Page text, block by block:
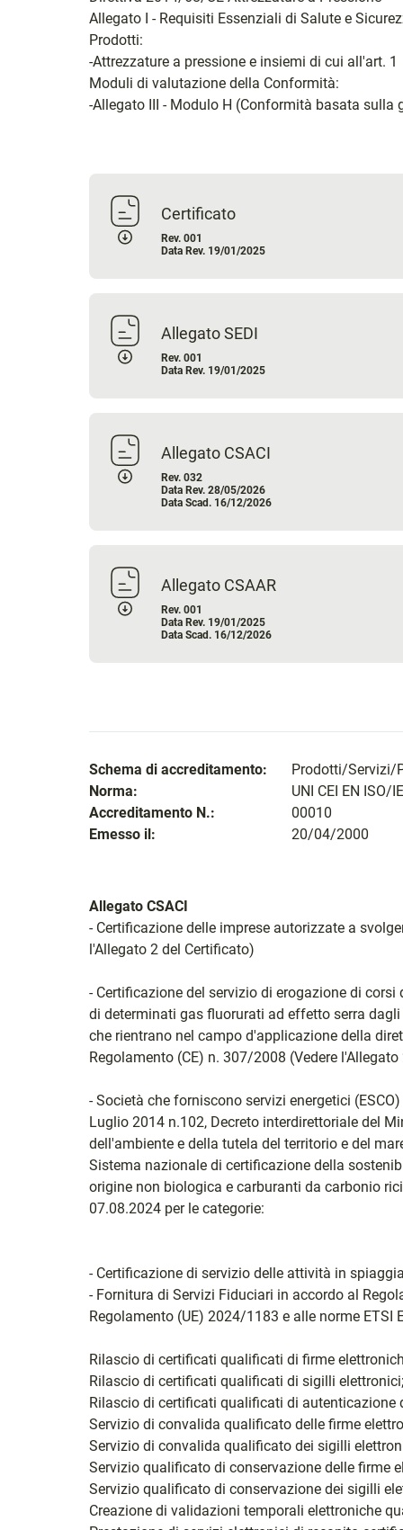
Allegato I - Requisiti Essenziali di Salute e
Prodotti:
-Attrezzature a pressione e insiemi di cui all'art. 1
Moduli di valutazione della Conformità:
-Allegato III - Modulo H (Conformità basata
Certificato
Rev. 001
Data Rev. 19/01/2025
Allegato SEDI
Rev. 001
Data Rev. 19/01/2025
Allegato CSACI
Rev. 032
Data Rev. 28/05/2026
Data Scad. 16/12/2026
Allegato CSAAR
Rev. 001
Data Rev. 19/01/2025
Data Scad. 16/12/2026
Schema di accreditamento:
Prodotti/Servizi/
Norma:
UNI CEI EN ISO/
Accreditamento N.:
00010
Emesso il:
20/04/2000
Allegato CSACI
- Certificazione delle imprese autorizzate a
l'Allegato 2 del Certificato)
- Certificazione del servizio di erogazione di
di determinati gas fluorurati ad effetto serra
che rientrano nel campo d'applicazione della
Regolamento (CE) n. 307/2008 (Vedere
- Società che forniscono servizi energetici
Luglio 2014 n.102, Decreto interdirettoriale del
dell'ambiente e della tutela del territorio e del
Sistema nazionale di certificazione della
origine non biologica e carburanti da carbonio
07.08.2024 per le categorie:
- Certificazione di servizio delle attività in
- Fornitura di Servizi Fiduciari in accordo al
Regolamento (UE) 2024/1183 e alle norme ETSI
Rilascio di certificati qualificati di firme
Rilascio di certificati qualificati di sigilli elettronici;
Rilascio di certificati qualificati di autenticazione
Servizio di convalida qualificato delle firme
Servizio di convalida qualificato dei sigilli
Servizio qualificato di conservazione delle firme
Servizio qualificato di conservazione dei sigilli
Creazione di validazioni temporali elettroniche